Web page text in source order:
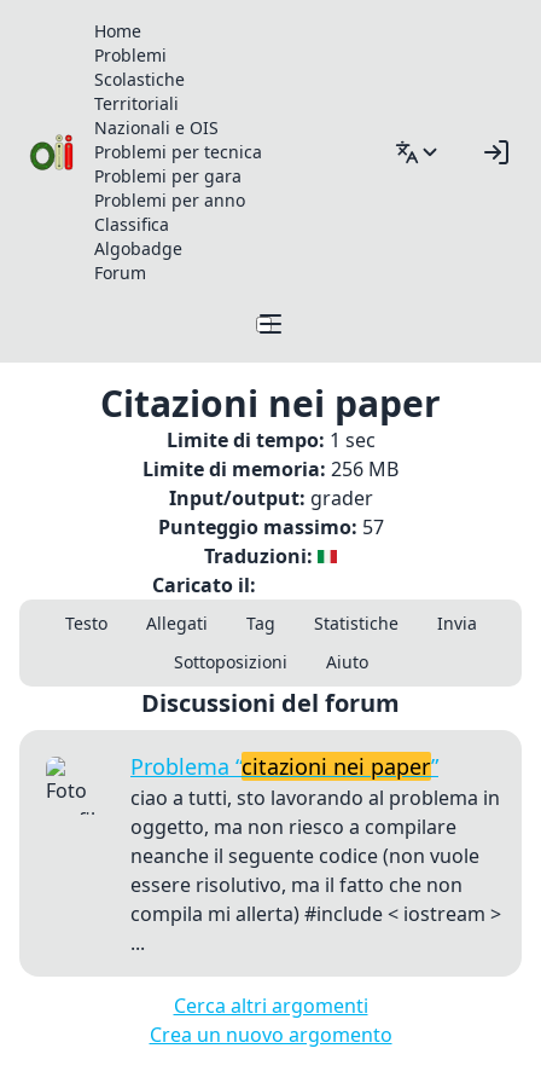
Home
Problemi
Scolastiche
Territoriali
Nazionali e OIS
Problemi per tecnica
Problemi per gara
Problemi per anno
Classifica
Algobadge
Forum
Citazioni nei paper
Limite di tempo: 1 sec
Limite di memoria: 256 MB
Input/output: grader
Punteggio massimo: 57
Traduzioni:
Caricato il:
Testo Allegati Tag Statistiche
Invia
Sottoposizioni
Aiuto
Discussioni del forum
Problema “citazioni nei paper”
ciao a tutti, sto lavorando al problema in
oggetto, ma non riesco a compilare
neanche il seguente codice (non vuole
essere risolutivo, ma il fatto che non
compila mi allerta) #include < iostream >
...
Cerca altri argomenti
Crea un nuovo argomento